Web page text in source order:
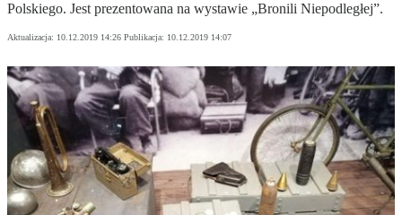
Polskiego. Jest prezentowana na wystawie „Bronili Niepodległej”.
Aktualizacja: 10.12.2019 14:26 Publikacja: 10.12.2019 14:07